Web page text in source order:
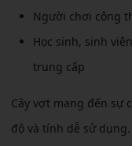
Người chơi công
Học sinh, sinh
trung cấp
Cây vợt mang đến sự
độ và tính dễ sử dụng.